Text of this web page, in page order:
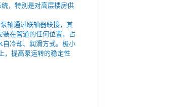
，特别是对高层楼房供
轴通过联轴器联接，其
在管道的任何位置，占
自冷却、润滑方式。极小
，提高泵运转的稳定性